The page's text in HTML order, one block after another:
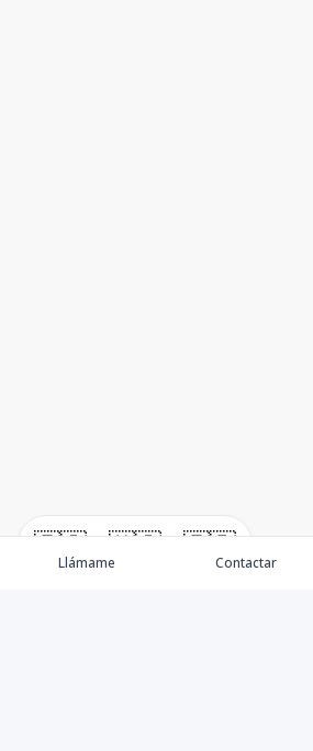
🇪🇸 🇺🇸 🇫🇷
Llámame Contactar